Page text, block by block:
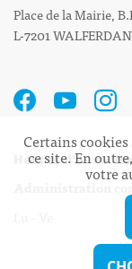
Place de la Mairie,
L-7201
Heures
Administration
Lu - Ve
13h30 -
Certains
ce site. En
votre